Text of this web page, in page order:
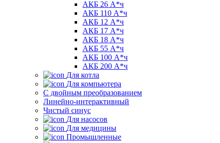
АКБ 26 А*ч
АКБ 110 А*ч
АКБ 12 А*ч
АКБ 17 А*ч
АКБ 18 А*ч
АКБ 55 А*ч
АКБ 100 А*ч
АКБ 200 А*ч
Для котла
Для компьютера
C двойным преобразованием
Линейно-интерактивный
Чистый синус
Для насосов
Для медицины
Промышленные